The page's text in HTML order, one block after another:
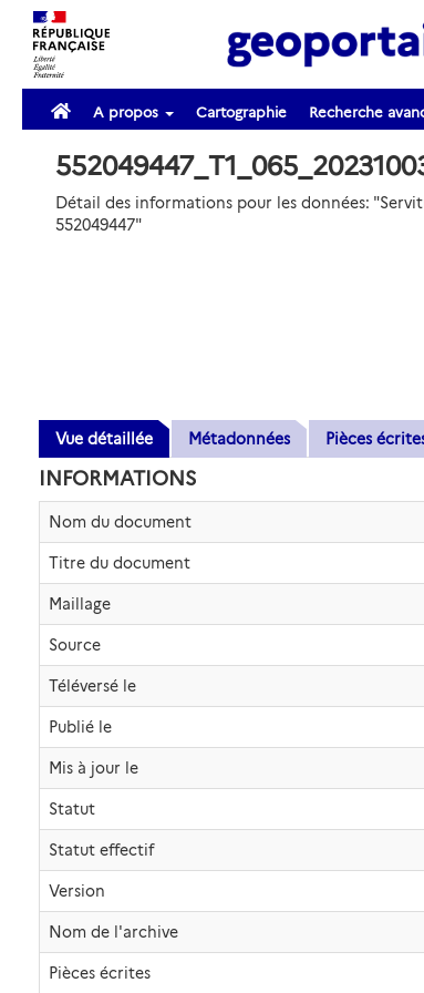
A propos Cartographie Recherche
Détail des informations pour les données:
552049447"
Vue détaillée Métadonnées Pièces
INFORMATIONS
Nom du document
Titre du document
Maillage
Source
Téléversé le
Publié le
Mis à jour le
Statut
Statut effectif
Version
Nom de l'archive
Pièces écrites